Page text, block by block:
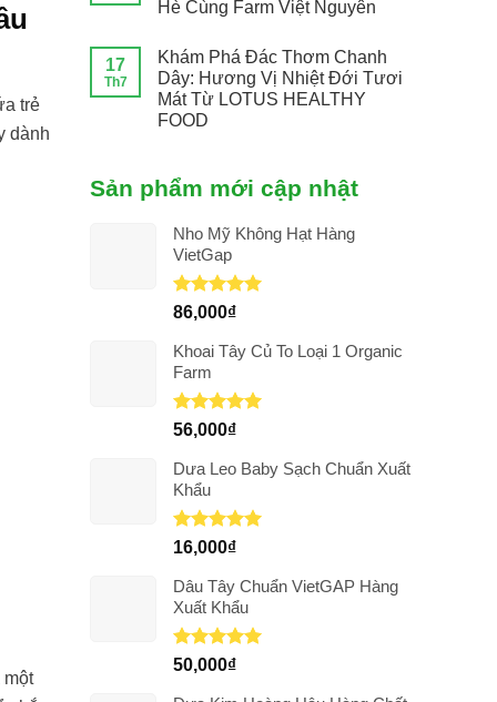
trẻ
dành
Hè Cùng Farm Việt Nguyên
17
Th7
Khám Phá Đác Thơm Chanh
Dây: Hương Vị Nhiệt Đới Tươi
Mát Từ LOTUS HEALTHY
FOOD
Sản phẩm mới cập nhật
Nho Mỹ Không Hạt Hàng
VietGap
Được xếp
5 sao
86,000₫
Khoai Tây Củ To Loại 1 Organic
Farm
Được xếp
5 sao
56,000₫
Dưa Leo Baby Sạch Chuẩn Xuất
Khẩu
Được xếp
5 sao
16,000₫
Dâu Tây Chuẩn VietGAP Hàng
Xuất Khẩu
Được xếp
5 sao
50,000₫